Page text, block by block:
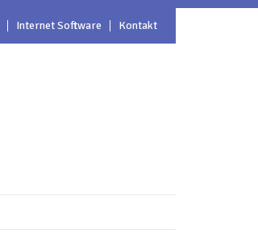
Internet Software Kontakt